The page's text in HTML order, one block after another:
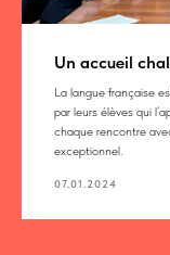
Un accueil
La langue française
par leurs élèves qui
chaque rencontre
exceptionnel.
07.01.2024